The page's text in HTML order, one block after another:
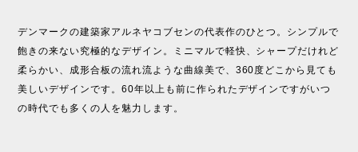
デンマークの建築家アルネヤコブセンの代表作のひとつ。シンプルで
飽きの来ない究極的なデザイン。ミニマルで軽快、シャープだけれど
柔らかい、成形合板の流れ流ような曲線美で、360度どこから見ても
美しいデザインです。60年以上も前に作られたデザインですがいつ
の時代でも多くの人を魅力します。